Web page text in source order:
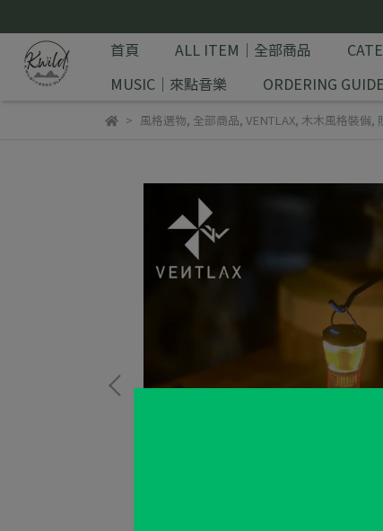
首頁 ALL ITEM｜全部商品
MUSIC｜來點音樂
ORDERING
風格選物, 全部商品, VENTLAX, 木木風格裝備,